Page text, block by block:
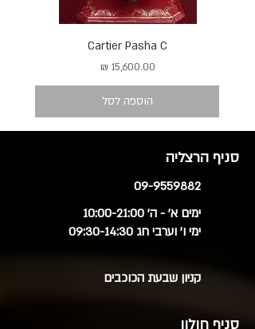
Cartier Pasha C
מחיר
הוספה לסל
סניף הרצליה
09-9559882
ימים א' - ה' 10:00-21:00
ימי ו' וערבי חג 09:30-14:30
קניון שבעת הכוכבים
סניף חולון